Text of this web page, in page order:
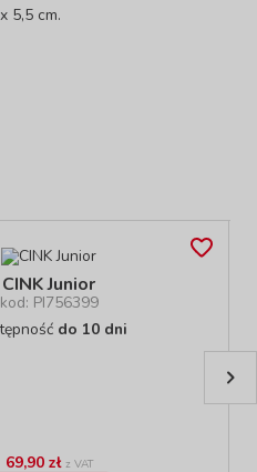
5,5 cm.
CINK Junior
kod: PI756399
do 10 dni
69,90 zł z VAT